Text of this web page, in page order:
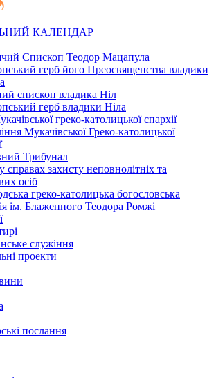
КАЛЕНДАР
Єпископ Теодор Мацапула
герб його Преосвященства владики
єпископ владика Ніл
герб владики Ніла
греко-католицької єпархії
Мукачівської Греко-католицької
Трибунал
справах захисту неповнолітніх та
осіб
греко-католицька богословська
ім. Блаженного Теодора Ромжі
служіння
проекти
послання